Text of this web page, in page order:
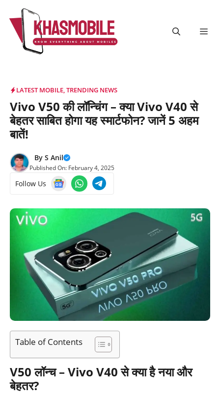
content
LATEST MOBILE,TRENDING NEWS
Vivo V50 की लॉन्चिंग – क्या Vivo V40 से
बेहतर साबित होगा यह स्मार्टफोन? जानें 5 अहम
बातें!
By S Anil
Published On: February 4, 2025
Follow Us
Table of Contents
V50 लॉन्च – Vivo V40 से क्या है नया और
बेहतर?